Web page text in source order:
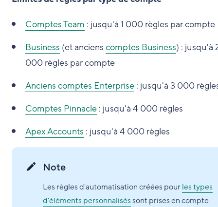
Comptes Team : jusqu'à 1 000 règles par compte
Business (et anciens comptes Business) : jusqu'à
000 règles par compte
Anciens comptes Enterprise : jusqu'à 3 000
Comptes Pinnacle : jusqu'à 4 000 règles
Apex Accounts : jusqu'à 4 000 règles
Note
Les règles d'automatisation créées pourles types
d'éléments personnaliséssont prises en compte